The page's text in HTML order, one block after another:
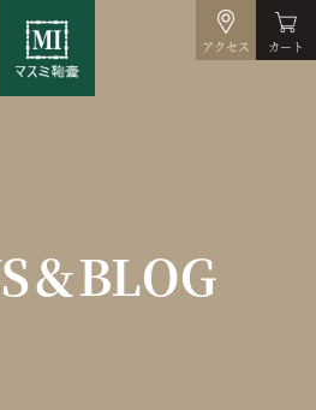
アクセス カート
＆BLOG